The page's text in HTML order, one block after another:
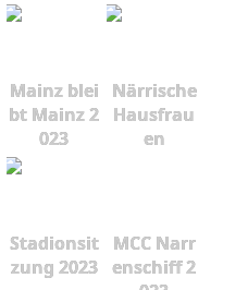
Mainz blei
bt Mainz 2
023
Närrische
Hausfrau
en
Stadionsit
zung 2023
MCC Narr
enschiff 2